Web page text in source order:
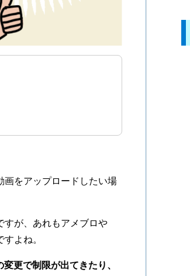
画をアップロードしたい場
すが、あれもアメブロや
よね。
変更で制限が出てきたり、